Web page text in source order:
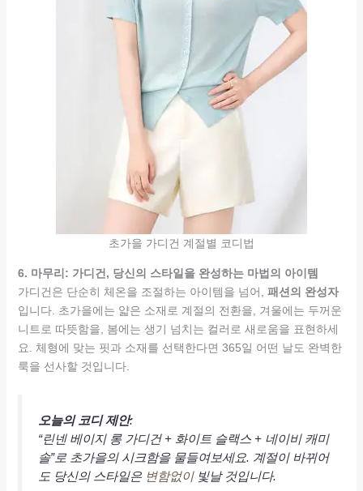
초가을 가디건 계절별 코디법
6. 마무리: 가디건, 당신의 스타일을 완성하는 마법의 아이템
가디건은 단순히 체온을 조절하는 아이템을 넘어, 패션의 완성자
입니다. 초가을에는 얇은 소재로 계절의 전환을, 겨울에는 두꺼운
니트로 따뜻함을, 봄에는 생기 넘치는 컬러로 새로움을 표현하세
요. 체형에 맞는 핏과 소재를 선택한다면 365일 어떤 날도 완벽한
룩을 선사할 것입니다.
오늘의 코디 제안:
“린넨 베이지 롱 가디건 + 화이트 슬랙스 + 네이비 캐미
솔”로 초가을의 시크함을 물들여보세요. 계절이 바뀌어
도 당신의 스타일은 변함없이 빛날 것입니다.